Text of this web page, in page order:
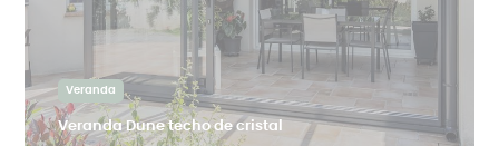
Veranda
Veranda Dune techo de cristal